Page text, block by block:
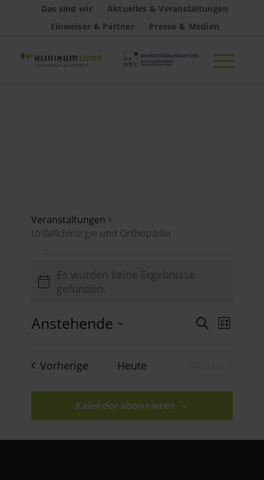
Das sind wir
Aktuelles & Veranstaltungen
Einweiser & Partner
Presse & Medien
Veranstaltungen
Unfallchirurgie und Orthopädie
Veranstaltungen
Hinweis
Es wurden keine Ergebnisse
gefunden.
SucheListe
Anstehende
wählen.
Vorherige Veranstaltungen
Heute
Kalender abonnieren